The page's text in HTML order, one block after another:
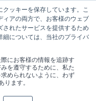
ッキーを保存しています。こ
アの両方で、お客様のウェブ
れたサービスを提供するため
については、当社のプライバ
にお客様の情報を追跡す
を遵守するために、私た
められないように、わず
ります。
シール ...